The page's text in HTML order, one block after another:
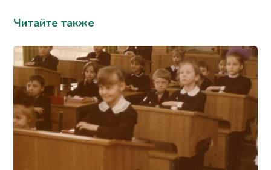
Читайте также